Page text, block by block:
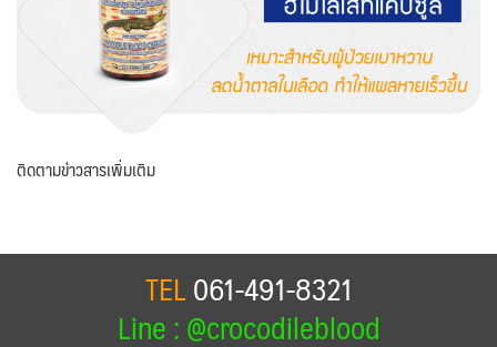
ติดตามข่าวสารเพิ่มเติม
TEL061-491-8321
Line : @crocodileblood